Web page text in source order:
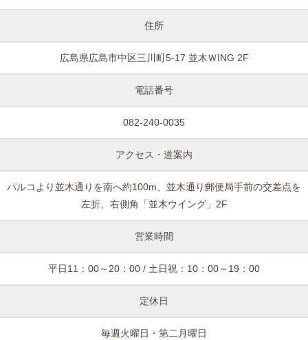
住所
広島県広島市中区三川町5-17 並木ＷING 2F
電話番号
082-240-0035
アクセス・道案内
パルコより並木通りを南へ約100m、並木通り郵便局手前の交差点を
左折、右側角「並木ウイング」2F
営業時間
平日11：00～20：00 / 土日祝：10：00～19：00
定休日
毎週火曜日・第二月曜日